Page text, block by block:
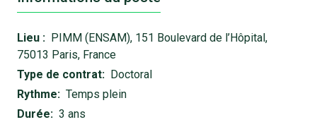
Lieu : PIMM (ENSAM), 151 Boulevard de l’Hôpital,
75013 Paris, France
Type de contrat: Doctoral
Rythme: Temps plein
Durée: 3 ans